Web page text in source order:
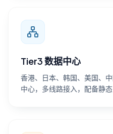
Tier3 数据中心
香港、日本、韩国、美国、
中心，多线路接入，配备静态